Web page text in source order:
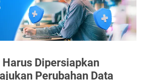
Dipersiapkan
Perubahan Data